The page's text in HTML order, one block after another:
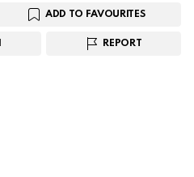
ADD TO FAVOURITES
REPORT